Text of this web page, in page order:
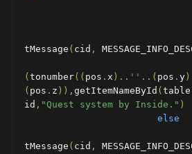
tMessage ( cid ,
( tonumber(( pos . x ).. '' ..( pos . y
( pos . z )), getItemNameById ( table
id , "Quest system by Inside." )
else
tMessage ( cid ,